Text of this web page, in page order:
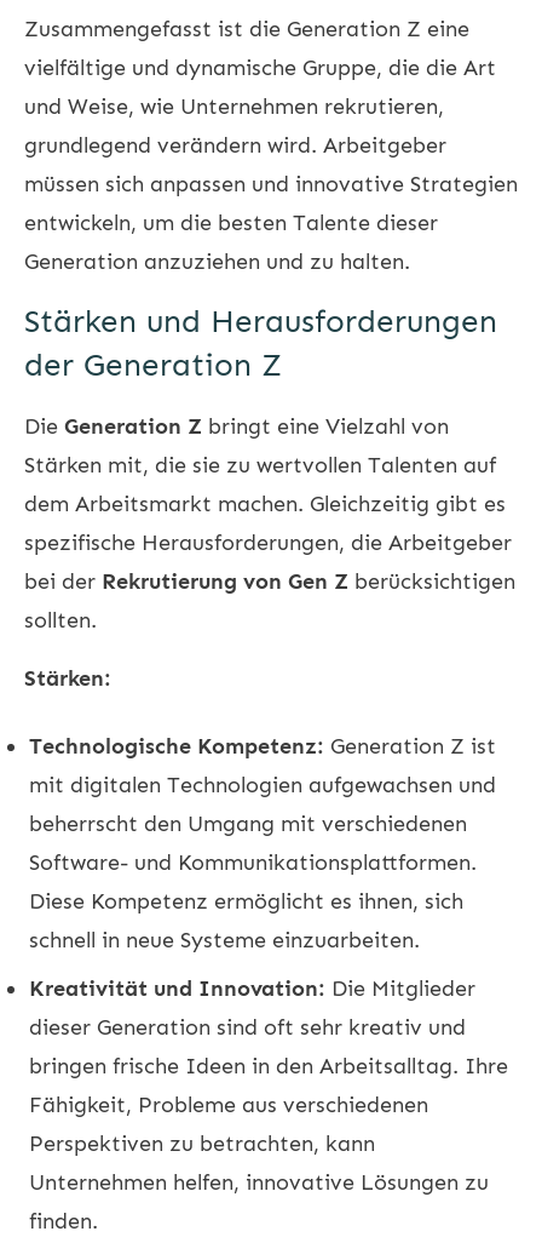
Zusammengefasst ist die Generation Z eine
vielfältige und dynamische Gruppe, die die Art
und Weise, wie Unternehmen rekrutieren,
grundlegend verändern wird. Arbeitgeber
müssen sich anpassen und innovative Strategien
entwickeln, um die besten Talente dieser
Generation anzuziehen und zu halten.
Stärken und Herausforderungen
der Generation Z
Die Generation Z bringt eine Vielzahl von
Stärken mit, die sie zu wertvollen Talenten auf
dem Arbeitsmarkt machen. Gleichzeitig gibt es
spezifische Herausforderungen, die Arbeitgeber
bei der Rekrutierung von Gen Z berücksichtigen
sollten.
Stärken:
Technologische Kompetenz: Generation Z ist
mit digitalen Technologien aufgewachsen und
beherrscht den Umgang mit verschiedenen
Software- und Kommunikationsplattformen.
Diese Kompetenz ermöglicht es ihnen, sich
schnell in neue Systeme einzuarbeiten.
Kreativität und Innovation: Die Mitglieder
dieser Generation sind oft sehr kreativ und
bringen frische Ideen in den Arbeitsalltag. Ihre
Fähigkeit, Probleme aus verschiedenen
Perspektiven zu betrachten, kann
Unternehmen helfen, innovative Lösungen zu
finden.